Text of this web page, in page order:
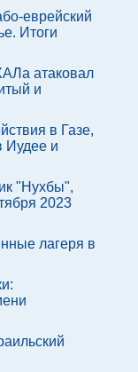
еврейский
Итоги
атаковал
и
в Газе,
Иудее и
"Нухбы",
2023
лагеря в